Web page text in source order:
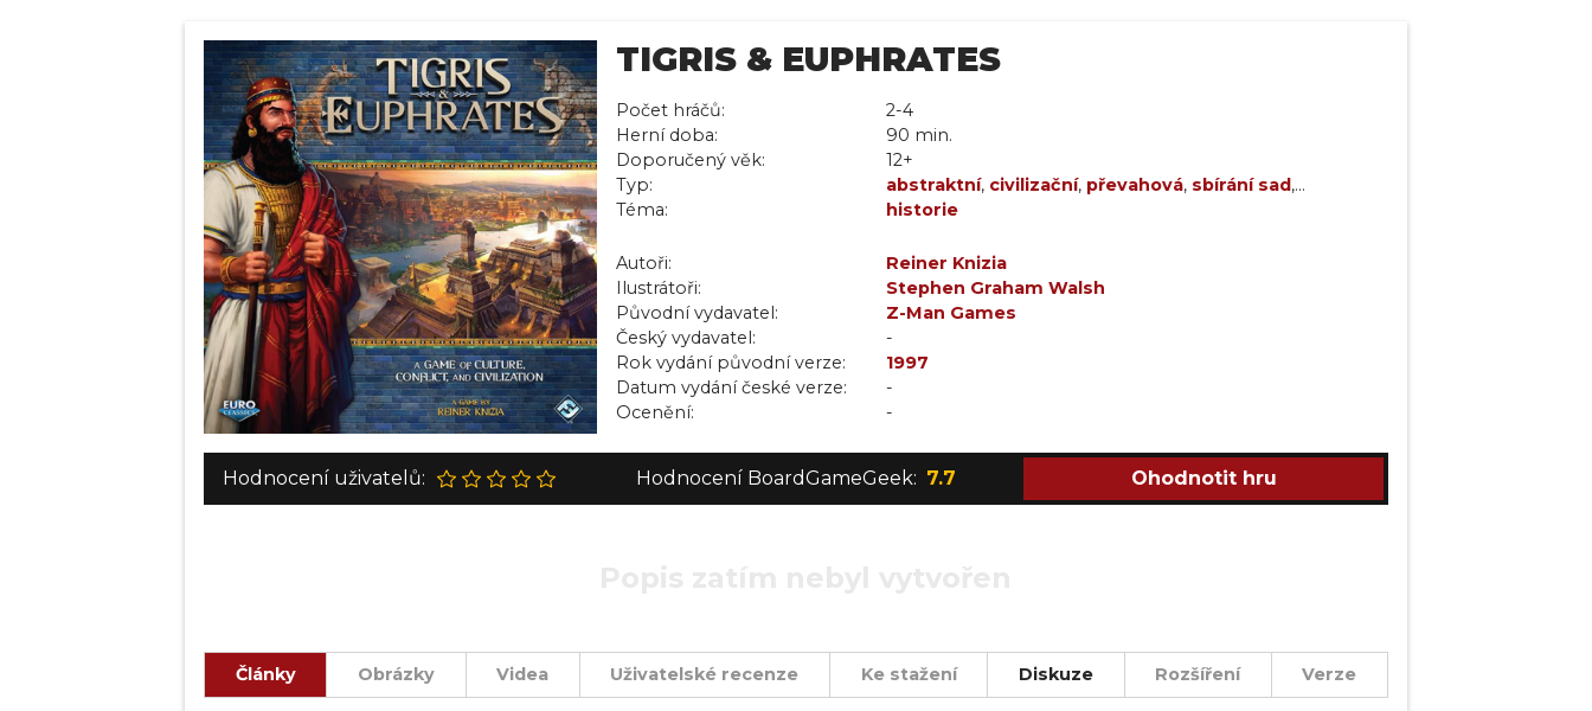
TIGRIS & EUPHRATES
Počet hráčů:
2-4
Herní doba:
90 min.
Doporučený věk:
12+
Typ:
abstraktní, civilizační, převahová, sbírání sad,
strategická
Téma: historie
Autoři:
Reiner Knizia
Ilustrátoři:
Stephen Graham Walsh
Původní vydavatel:
Z-Man Games
Český vydavatel:
-
Rok vydání původní verze:
1997
Datum vydání české verze:
-
Ocenění:
-
Hodnocení uživatelů: Hodnocení BoardGameGeek: 7.7 Ohodnotit hru
Články Obrázky Videa Uživatelské recenze Ke stažení Diskuze Rozšíření Verze